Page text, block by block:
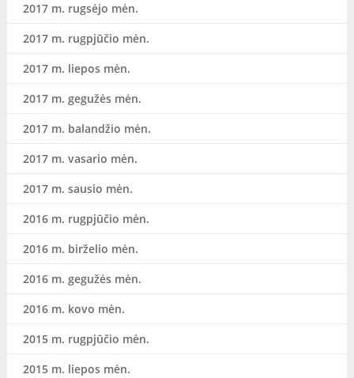
2017 m. rugsėjo mėn.
2017 m. rugpjūčio mėn.
2017 m. liepos mėn.
2017 m. gegužės mėn.
2017 m. balandžio mėn.
2017 m. vasario mėn.
2017 m. sausio mėn.
2016 m. rugpjūčio mėn.
2016 m. birželio mėn.
2016 m. gegužės mėn.
2016 m. kovo mėn.
2015 m. rugpjūčio mėn.
2015 m. liepos mėn.